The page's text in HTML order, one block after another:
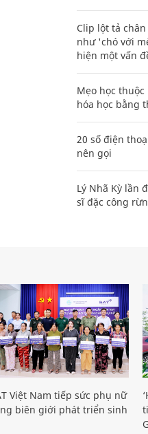
Clip lột tả
như 'chó với
hiện một vấn
Mẹo học
hóa học bằng
20 số điện
nên gọi
Lý Nhã Kỳ lần
sĩ đặc công
Việt Nam tiếp sức phụ nữ
biên giới phát triển sinh